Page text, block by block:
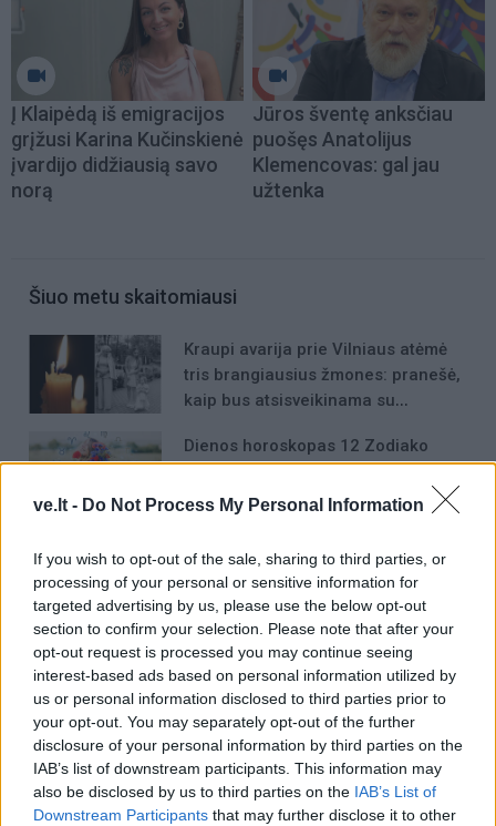
ve.lt - Do Not Process My Personal Information
If you wish to opt-out of the sale, sharing to third parties, or
processing of your personal or sensitive information for
targeted advertising by us, please use the below opt-out
section to confirm your selection. Please note that after your
opt-out request is processed you may continue seeing
interest-based ads based on personal information utilized by
us or personal information disclosed to third parties prior to
your opt-out. You may separately opt-out of the further
disclosure of your personal information by third parties on the
IAB’s list of downstream participants. This information may
also be disclosed by us to third parties on the IAB’s List of
Downstream Participants that may further disclose it to other
Į Klaipėdą iš emigracijos
grįžusi Karina Kučinskienė
įvardijo didžiausią savo
norą
Jūros šventę anksčiau
puošęs Anatolijus
Klemencovas: gal jau
užtenka
Šiuo metu skaitomiausi
Kraupi avarija prie Vilniaus atėmė
tris brangiausius žmones: pranešė,
kaip bus atsisveikinama su
Dienos horoskopas 12 Zodiako
ženklų: gali būti lengviau nutraukti
tai, kas nebeveikia
finansiškai sekasi geriausiai iš visų
Raktažodžiai
judėjimas sveikas gyvenimo būdas